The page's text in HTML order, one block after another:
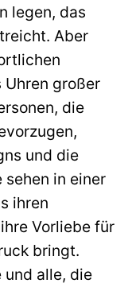
legen, das
Aber
großer
die
und die
in einer
ihren
Vorliebe für
bringt.
und alle, die